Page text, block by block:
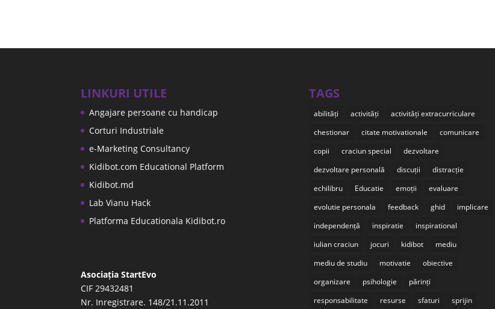
LINKURI UTILE
Angajare persoane cu handicap
Corturi Industriale
e-Marketing Consultancy
Kidibot.com Educational Platform
Kidibot.md
Lab Vianu Hack
Platforma Educationala Kidibot.ro
Asociația StartEvo
CIF 29432481
Nr. Inregistrare. 148/21.11.2011
TAGS
abilități activități
activități extracurriculare
chestionar
citate motivationale
comunicare
copii
craciun special
dezvoltare
dezvoltare personală
discuții
distracție
echilibru
Educatie emoții
evaluare
evolutie personala
feedback ghid
implicare
independență
inspiratie
inspirational
iulian craciun
jocuri kidibot
mediu
mediu de studiu
motivatie
obiective
organizare
psihologie
părinți
responsabilitate
resurse sfaturi
sprijin